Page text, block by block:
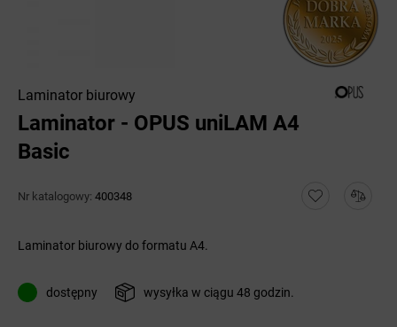
Laminator biurowy
Laminator - OPUS uniLAM A4
Basic
Nr katalogowy: 400348
Laminator biurowy do formatu A4.
dostępny wysyłka w ciągu 48 godzin.